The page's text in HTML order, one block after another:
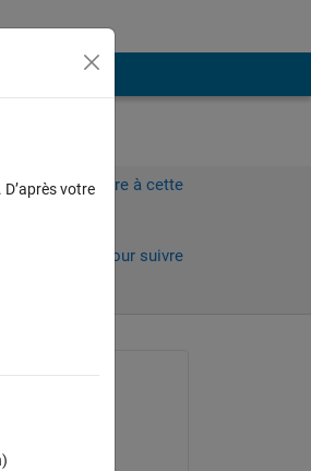
pour répondre à cette
vous pour suivre
votre